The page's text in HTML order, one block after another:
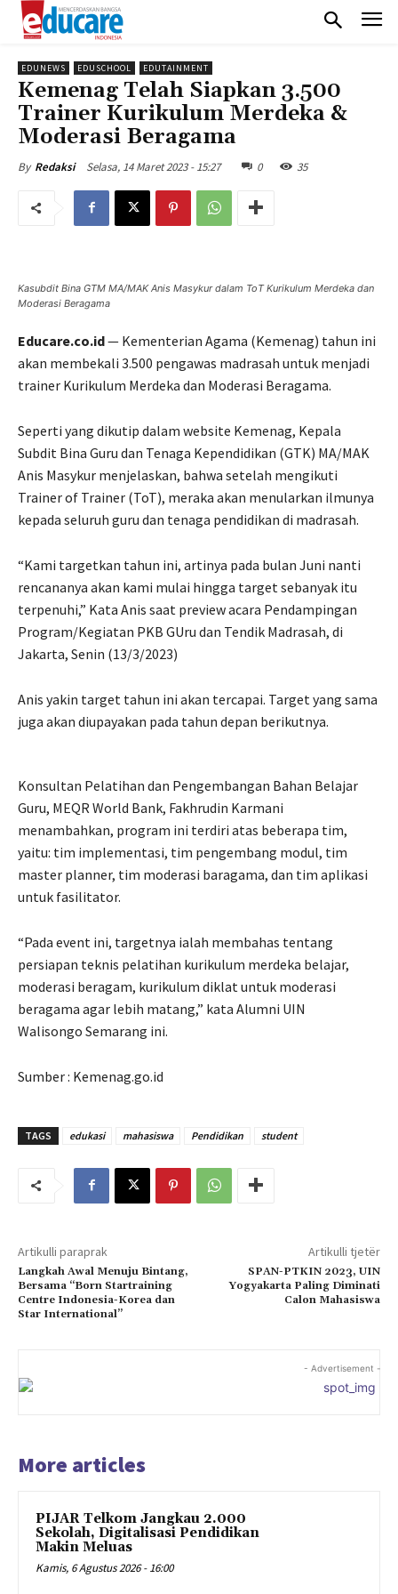
EDUNEWS EDUSCHOOL EDUTAINMENT
Kemenag Telah Siapkan 3.500
Trainer Kurikulum Merdeka &
Moderasi Beragama
By Redaksi Selasa, 14 Maret 2023 - 15:27 0 35
Kasubdit Bina GTM MA/MAK Anis Masykur dalam ToT Kurikulum Merdeka dan
Moderasi Beragama
Educare.co.id— Kementerian Agama (Kemenag) tahun ini
akan membekali 3.500 pengawas madrasah untuk menjadi
trainer Kurikulum Merdeka dan Moderasi Beragama.
Seperti yang dikutip dalam website Kemenag, Kepala
Subdit Bina Guru dan Tenaga Kependidikan (GTK) MA/MAK
Anis Masykur menjelaskan, bahwa setelah mengikuti
Trainer of Trainer (ToT), meraka akan menularkan ilmunya
kepada seluruh guru dan tenaga pendidikan di madrasah.
“Kami targetkan tahun ini, artinya pada bulan Juni nanti
rencananya akan kami mulai hingga target sebanyak itu
terpenuhi,” Kata Anis saat preview acara Pendampingan
Program/Kegiatan PKB GUru dan Tendik Madrasah, di
Jakarta, Senin (13/3/2023)
Anis yakin target tahun ini akan tercapai. Target yang sama
juga akan diupayakan pada tahun depan berikutnya.
Konsultan Pelatihan dan Pengembangan Bahan Belajar
Guru, MEQR World Bank, Fakhrudin Karmani
menambahkan, program ini terdiri atas beberapa tim,
yaitu: tim implementasi, tim pengembang modul, tim
master planner, tim moderasi baragama, dan tim aplikasi
untuk fasilitator.
“Pada event ini, targetnya ialah membahas tentang
persiapan teknis pelatihan kurikulum merdeka belajar,
moderasi beragam, kurikulum diklat untuk moderasi
beragama agar lebih matang,” kata Alumni UIN
Walisongo Semarang ini.
Sumber : Kemenag.go.id
TAGS edukasi mahasiswa Pendidikan student
Artikulli paraprak
Langkah Awal Menuju Bintang,
Bersama “Born Startraining
Centre Indonesia-Korea dan
Star International”
Artikulli tjetër
SPAN-PTKIN 2023, UIN
Yogyakarta Paling Diminati
Calon Mahasiswa
- Advertisement -
More articles
PIJAR Telkom Jangkau 2.000
Sekolah, Digitalisasi Pendidikan
Makin Meluas
Kamis, 6 Agustus 2026 - 16:00